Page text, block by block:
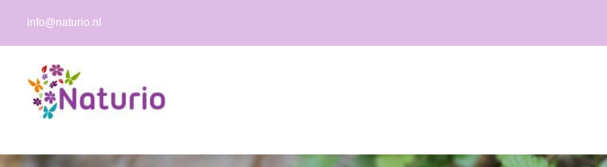
info@naturio.nl